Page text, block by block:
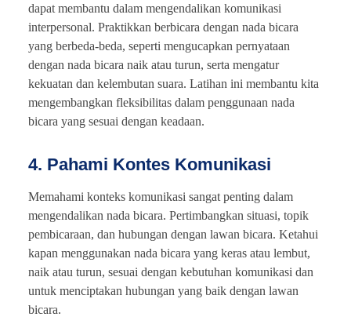
dapat membantu dalam mengendalikan komunikasi
interpersonal. Praktikkan berbicara dengan nada bicara
yang berbeda-beda, seperti mengucapkan pernyataan
dengan nada bicara naik atau turun, serta mengatur
kekuatan dan kelembutan suara. Latihan ini membantu kita
mengembangkan fleksibilitas dalam penggunaan nada
bicara yang sesuai dengan keadaan.
4. Pahami Kontes Komunikasi
Memahami konteks komunikasi sangat penting dalam
mengendalikan nada bicara. Pertimbangkan situasi, topik
pembicaraan, dan hubungan dengan lawan bicara. Ketahui
kapan menggunakan nada bicara yang keras atau lembut,
naik atau turun, sesuai dengan kebutuhan komunikasi dan
untuk menciptakan hubungan yang baik dengan lawan
bicara.